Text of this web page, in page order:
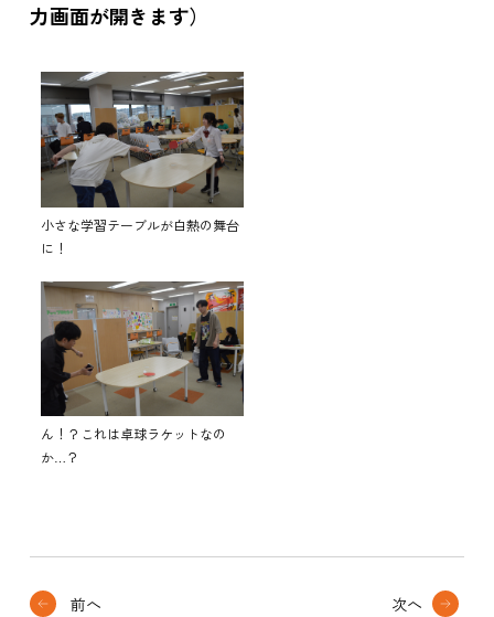
力画面が開きます）
小さな学習テーブルが白熱の舞台
に！
ん！？これは卓球ラケットなの
か…？
前へ 次へ